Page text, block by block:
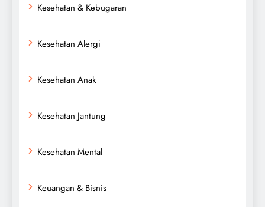
Kesehatan & Kebugaran
Kesehatan Alergi
Kesehatan Anak
Kesehatan Jantung
Kesehatan Mental
Keuangan & Bisnis